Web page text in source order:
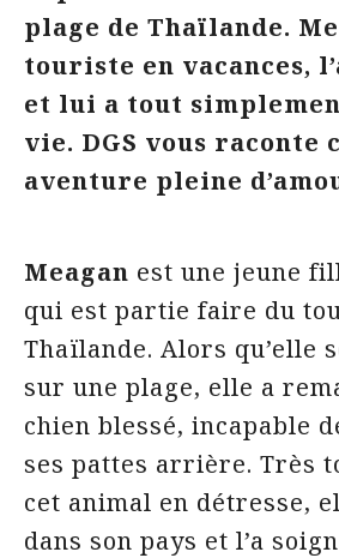
plage de Thaïlande.
touriste en vacances,
et lui a tout
vie. DGS vous raconte
aventure pleine
Meagan est une jeune
qui est partie faire du
Thaïlande. Alors qu’elle
sur une plage, elle a
chien blessé, incapable
ses pattes arrière. Très
cet animal en détresse,
dans son pays et l’a